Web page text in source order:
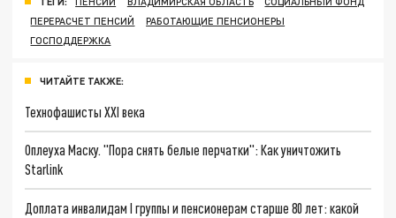
ПЕРЕРАСЧЕТ ПЕНСИЙ
РАБОТАЮЩИЕ ПЕНСИОНЕРЫ
ГОСПОДДЕРЖКА
ЧИТАЙТЕ ТАКЖЕ:
Технофашисты XXI века
Оплеуха Маску. "Пора снять белые перчатки": Как уничтожить
Starlink
Доплата инвалидам I группы и пенсионерам старше 80 лет: какой